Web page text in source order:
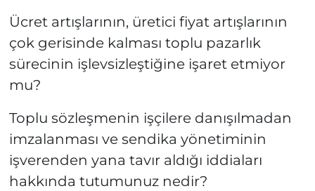
Ücret artışlarının, üretici fiyat artışlarının
çok gerisinde kalması toplu pazarlık
sürecinin işlevsizleştiğine işaret etmiyor
mu?
Toplu sözleşmenin işçilere danışılmadan
imzalanması ve sendika yönetiminin
işverenden yana tavır aldığı iddiaları
hakkında tutumunuz nedir?